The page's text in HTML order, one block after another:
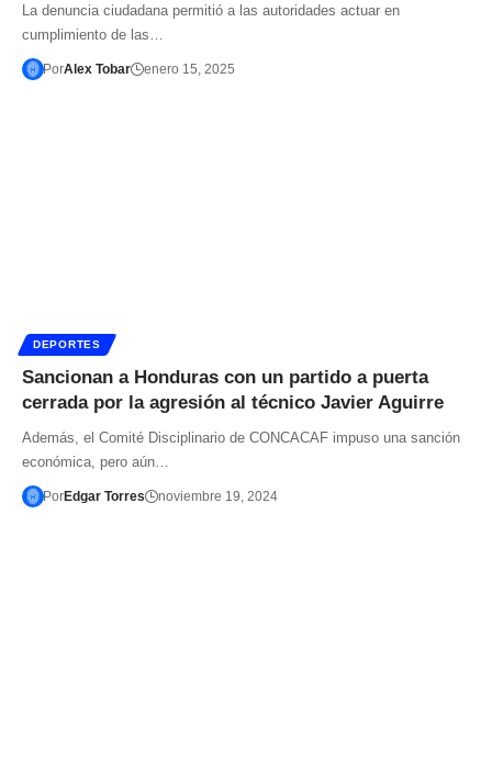
La denuncia ciudadana permitió a las autoridades actuar en
cumplimiento de las…
PorAlex Tobar enero 15, 2025
DEPORTES
Sancionan a Honduras con un partido a puerta
cerrada por la agresión al técnico Javier Aguirre
Además, el Comité Disciplinario de CONCACAF impuso una sanción
económica, pero aún…
PorEdgar Torres noviembre 19, 2024